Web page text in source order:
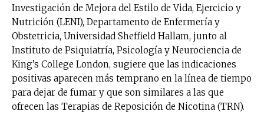
Investigación de Mejora del Estilo de Vida, Ejercicio y
Nutrición (LENI), Departamento de Enfermería y
Obstetricia, Universidad Sheffield Hallam, junto al
Instituto de Psiquiatría, Psicología y Neurociencia de
King’s College London, sugiere que las indicaciones
positivas aparecen más temprano en la línea de tiempo
para dejar de fumar y que son similares a las que
ofrecen las Terapias de Reposición de Nicotina (TRN).